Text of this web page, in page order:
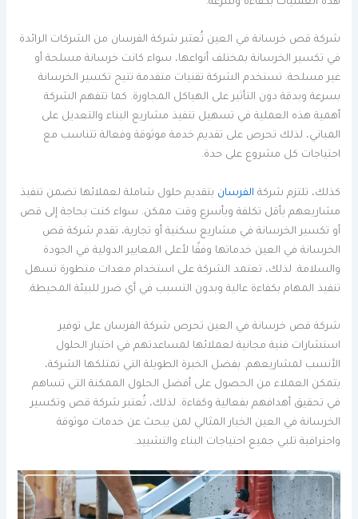
هذه العمليات بكفاءة وسرعة.
شركة قص خرسانة في العين تُعتبر شركة الفرسان من الشركات الرائدة
في تكسير الخرسانة بمختلف أنواعها، سواء كانت خرسانة مسلحة أو
غير مسلحة. تستخدم الشركة تقنيات متقدمة تتيح تكسير الخرسانة
بسرعة وبدقة دون التأثير على الهياكل المجاورة. كما تتفهم الشركة
أهمية هذه العملية في تسهيل تنفيذ مشاريع البناء والتعديل على
المباني، لذلك تحرص على تقديم خدمة موثوقة وفعالة تتناسب مع
احتياجات كل مشروع على حدة.
كذلك، تلتزم شركة الفرسان بتقديم حلول شاملة لعملائها تضمن تنفيذ
مشاريعهم بأقل تكلفة وبأسرع وقت ممكن. سواء كنت بحاجة إلى قص
أو تكسير الخرسانة في مشاريع سكنية أو تجارية، تقدم شركة قص
الخرسانة في العين خدماتها وفقًا لأعلى المعايير الدولية في الجودة
والسلامة. لذلك، تعتمد الشركة على استخدام معدات متطورة تسهل
تنفيذ المهام بكفاءة عالية وبدون التسبب في أي ضرر للبيئة المحيطة.
شركة قص خرسانة في العين تحرص شركة الفرسان على توفير
استشارات فنية مجانية لعملائها لمساعدتهم في اختيار الحلول
الأنسب لمشاريعهم. بفضل الخبرة الطويلة التي تمتلكها الشركة،
يتمكن العملاء من الحصول على أفضل الحلول الممكنة التي تساهم
في تحقيق أهدافهم بفعالية وكفاءة. لذلك، تُعتبر شركة قص وتكسير
الخرسانة في العين الخيار المثالي لمن يبحث عن خدمات موثوقة
واحترافية تلبي جميع احتياجات البناء والتشييد.